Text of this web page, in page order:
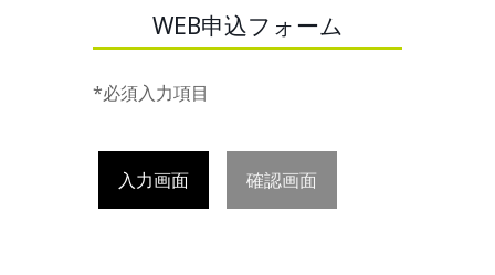
WEB申込フォーム
*必須入力項目
入力画面 確認画面